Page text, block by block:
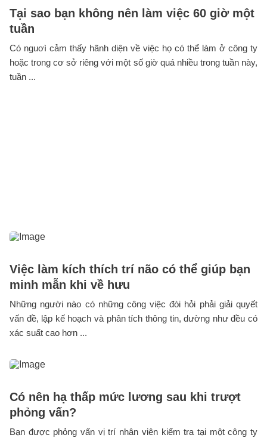
Tại sao bạn không nên làm việc 60 giờ một
tuần
Có nguơì cảm thấy hãnh diện về việc họ có thể làm ở công ty
hoặc trong cơ sở riêng với một số giờ quá nhiều trong tuần này,
tuần ...
Việc làm kích thích trí não có thể giúp bạn
minh mẫn khi về hưu
Những người nào có những công việc đòi hỏi phải giải quyết
vấn đề, lập kế hoạch và phân tích thông tin, dường như đều có
xác suất cao hơn ...
Có nên hạ thấp mức lương sau khi trượt
phỏng vấn?
Bạn được phỏng vấn vị trí nhân viên kiểm tra tại một công ty